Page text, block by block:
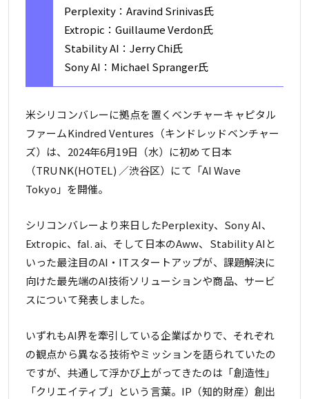
Perplexity：Aravind Srinivas氏
Extropic：Guillaume Verdon氏
Stability AI：Jerry Chi氏
Sony AI：Michael Spranger氏
米シリコンバレーに拠点を置くベンチャーキャピタル
ファームKindred Ventures（キンドレッドベンチャー
ズ）は、2024年6月19日（水）に初めて日本
（TRUNK(HOTEL) ／渋谷区）にて「AI Wave
Tokyo」を開催。
シリコンバレーより来日したPerplexity、Sony AI、
Extropic、fal. ai、そして日本のAww、Stability AIと
いった最注目のAI・ITスタートアップが、課題解決に
向けた最先端のAI技術ソリューションや商品、サービ
スについて発表しました。
いずれもAI界を牽引している企業ばかりで、それぞれ
の観点から異なる技術やミッションを語られていたの
ですが、共通して浮かび上がってきたのは「創造性」
「クリエイティブ」という言葉。IP（知的財産）創出